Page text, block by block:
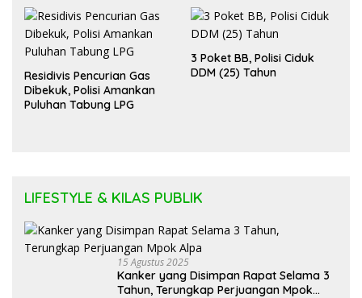
Residivis Pencurian Gas
Dibekuk, Polisi Amankan
Puluhan Tabung LPG
3 Poket BB, Polisi Ciduk
DDM (25) Tahun
LIFESTYLE & KILAS PUBLIK
15 Agustus 2025
Kanker yang Disimpan Rapat Selama 3
Tahun, Terungkap Perjuangan Mpok